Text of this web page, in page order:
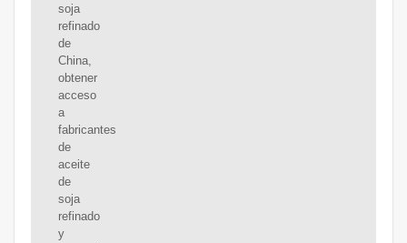
soja
refinado
de
China,
obtener
acceso
a
fabricantes
de
aceite
de
soja
refinado
y